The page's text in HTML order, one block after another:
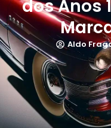
dos Anos
Aldo